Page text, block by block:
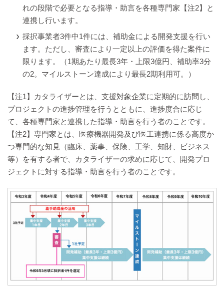
れの段階で必要となる指導・助言を各種専門家【注2】と
連携し行います。
採択事業者3件中1件には、補助金による開発支援を行い
ます。ただし、審査により一定以上の評価を得た案件に
限ります。（1期あたり最長3年・上限3億円、補助率3分
の2。マイルストーン達成により最長2期利用可。）
【注1】カタライザーとは、支援対象企業に定期的に訪問し、
プロジェクトの進捗管理を行うとともに、進捗度合に応じ
て、各種専門家と連携した指導・助言を行う者のことです。
【注2】専門家とは、医療機器開発及び医工連携に係る高度か
つ専門的な知見（臨床、薬事、保険、工学、知財、ビジネス
等）を有する者で、カタライザーの求めに応じて、開発プロ
ジェクトに対する指導・助言を行う者のことです。